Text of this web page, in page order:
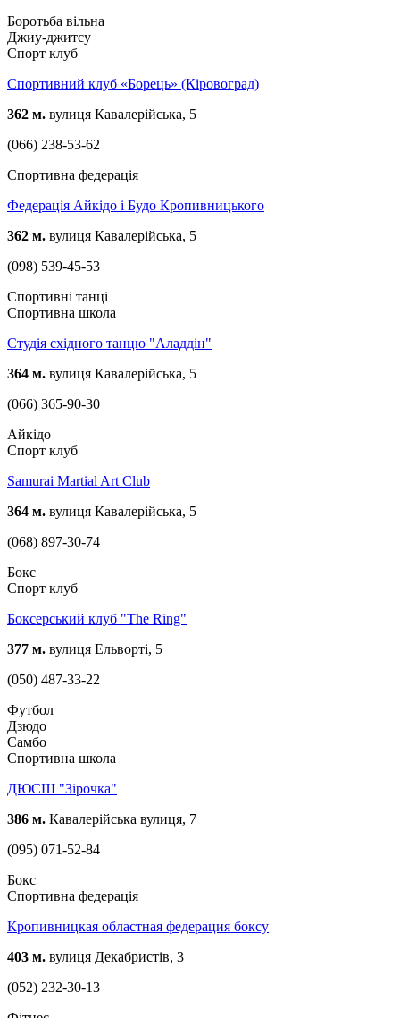
Боротьба вільна
Джиу-джитсу
Спорт клуб
Спортивний клуб «Борець» (Кіровоград)
362 м. вулиця Кавалерійська, 5
(066) 238-53-62
Спортивна федерація
Федерація Айкідо і Будо Кропивницького
362 м. вулиця Кавалерійська, 5
(098) 539-45-53
Спортивні танці
Спортивна школа
Студія східного танцю "Аладдін"
364 м. вулиця Кавалерійська, 5
(066) 365-90-30
Айкідо
Спорт клуб
Samurai Martial Art Club
364 м. вулиця Кавалерійська, 5
(068) 897-30-74
Бокс
Спорт клуб
Боксерський клуб "The Ring"
377 м. вулиця Ельворті, 5
(050) 487-33-22
Футбол
Дзюдо
Самбо
Спортивна школа
ДЮСШ "Зірочка"
386 м. Кавалерійська вулиця, 7
(095) 071-52-84
Бокс
Спортивна федерація
Кропивницкая областная федерация боксу
403 м. вулиця Декабристів, 3
(052) 232-30-13